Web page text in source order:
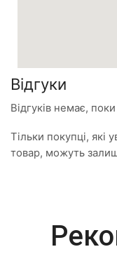
Відгуки
Відгуків немає,
Тільки покупці, які
товар, можуть